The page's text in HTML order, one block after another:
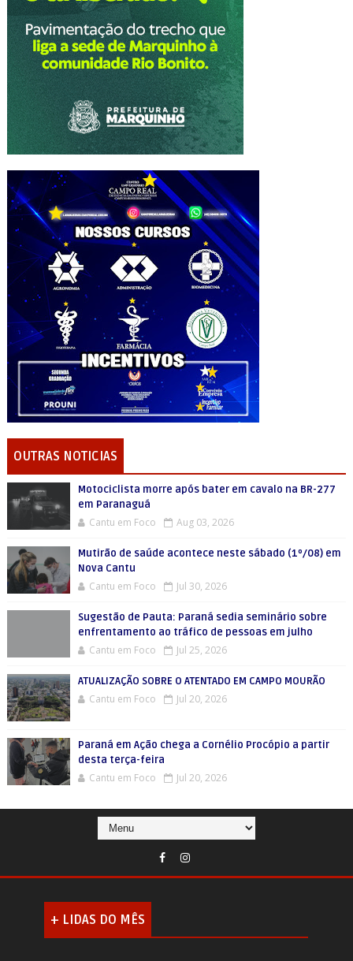
OUTRAS NOTICIAS
Motociclista morre após bater em cavalo na BR-277
em Paranaguá
Cantu em Foco Aug 03, 2026
Mutirão de saúde acontece neste sábado (1º/08) em
Nova Cantu
Cantu em Foco Jul 30, 2026
Sugestão de Pauta: Paraná sedia seminário sobre
enfrentamento ao tráfico de pessoas em julho
Cantu em Foco Jul 25, 2026
ATUALIZAÇÃO SOBRE O ATENTADO EM CAMPO MOURÃO
Cantu em Foco Jul 20, 2026
Paraná em Ação chega a Cornélio Procópio a partir
desta terça-feira
Cantu em Foco Jul 20, 2026
+ LIDAS DO MÊS